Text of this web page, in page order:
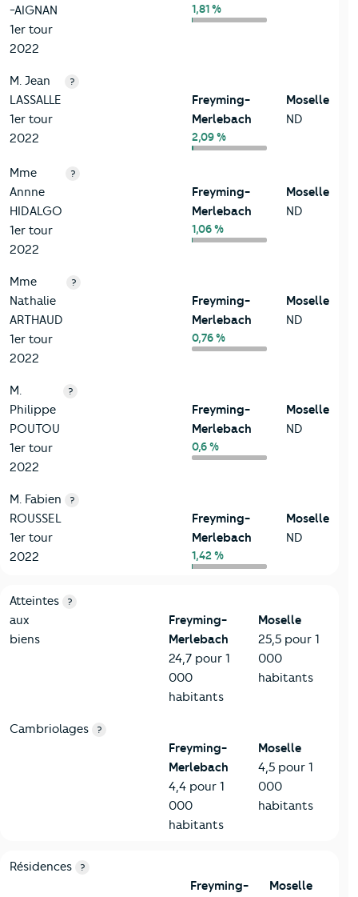
-AIGNAN
1er tour
2022
1,81 %
M. Jean
LASSALLE
1er tour
2022
?
Freyming-
Merlebach
2,09 %
Moselle
ND
Mme
Annne
HIDALGO
1er tour
2022
?
Freyming-
Merlebach
1,06 %
Moselle
ND
Mme
Nathalie
ARTHAUD
1er tour
2022
?
Freyming-
Merlebach
0,76 %
Moselle
ND
M.
Philippe
POUTOU
1er tour
2022
?
Freyming-
Merlebach
0,6 %
Moselle
ND
M. Fabien
ROUSSEL
1er tour
2022
?
Freyming-
Merlebach
1,42 %
Moselle
ND
7-Sécurité
Critères
Atteintes
aux
biens
?
Freyming-
Merlebach
24,7 pour 1
000
habitants
Moselle
25,5 pour 1
000
habitants
Cambriolages ?
Freyming-
Merlebach
4,4 pour 1
000
habitants
Moselle
4,5 pour 1
000
habitants
8-Chauffage
Critères Freyming-Merlebach
Résidences ?
Freyming- Moselle